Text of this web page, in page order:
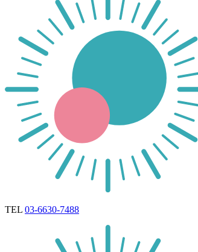
TEL 03-6630-7488